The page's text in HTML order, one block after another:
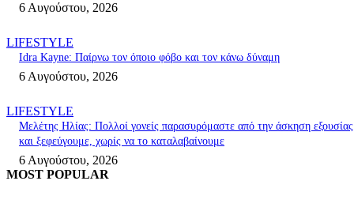
6 Αυγούστου, 2026
LIFESTYLE
Idra Kayne: Παίρνω τον όποιο φόβο και τον κάνω δύναμη
6 Αυγούστου, 2026
LIFESTYLE
Μελέτης Ηλίας: Πολλοί γονείς παρασυρόμαστε από την άσκηση εξουσίας
και ξεφεύγουμε, χωρίς να το καταλαβαίνουμε
6 Αυγούστου, 2026
MOST POPULAR